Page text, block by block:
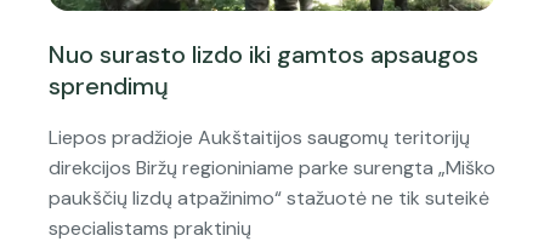
Nuo surasto lizdo iki gamtos apsaugos
sprendimų
Liepos pradžioje Aukštaitijos saugomų teritorijų
direkcijos Biržų regioniniame parke surengta „Miško
paukščių lizdų atpažinimo“ stažuotė ne tik suteikė
specialistams praktinių